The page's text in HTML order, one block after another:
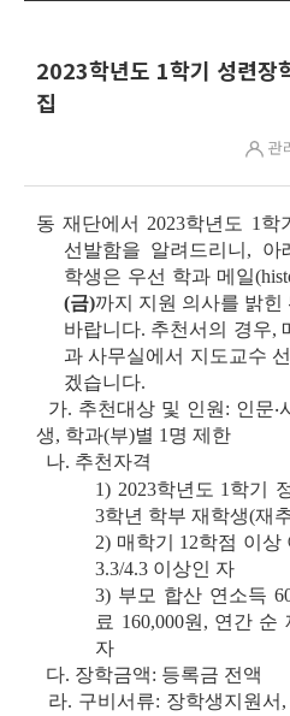
2023학년도 1학기 성련장
집
관
동 재단에서 2023학년도 1학
선발함을 알려드리니,
학생은 우선 학과 메일
(금)까지 지원 의사를 밝힌
바랍니다. 추천서의 경우,
과 사무실에서 지도교수
겠습니다.
가. 추천대상 및 인원: 인문‧
생, 학과(부)별 1명 제한
나. 추천자격
1) 2023학년도 1학기
3학년 학부 재학생(재
2) 매학기 12학점 이상
3.3/4.3 이상인 자
3) 부모 합산 연소득
료 160,000원, 연간 순
자
다. 장학금액: 등록금 전액
라. 구비서류: 장학생지원서